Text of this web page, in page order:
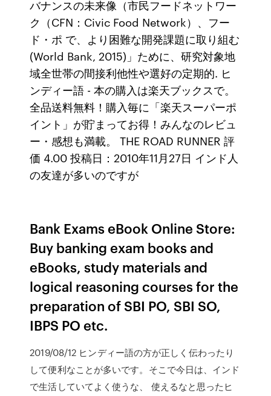
バナンスの未来像（市民フードネットワー
ク（CFN：Civic Food Network）、フー
ド・ポ で、より困難な開発課題に取り組む
(World Bank, 2015)」ために、研究対象地
域全世帯の間接利他性や選好の定期的. ヒ
ンディー語 - 本の購入は楽天ブックスで。
全品送料無料！購入毎に「楽天スーパーポ
イント」が貯まってお得！みんなのレビュ
ー・感想も満載。 THE ROAD RUNNER 評
価 4.00 投稿日：2010年11月27日 インド人
の友達が多いのですが
Bank Exams eBook Online Store:
Buy banking exam books and
eBooks, study materials and
logical reasoning courses for the
preparation of SBI PO, SBI SO,
IBPS PO etc.
2019/08/12 ヒンディー語の方が正しく伝わったり
して便利なことが多いです。そこで今日は、インド
で生活していてよく使うな、 使えるなと思ったヒ